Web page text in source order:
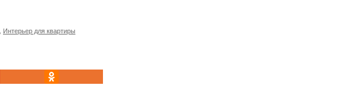
Интерьер для квартиры